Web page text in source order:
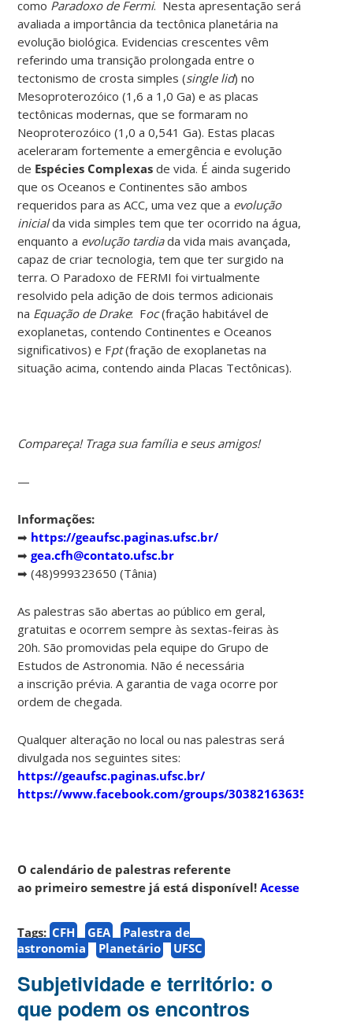
como Paradoxo de Fermi. Nesta apresentação será
avaliada a importância da tectônica planetária na
evolução biológica. Evidencias crescentes vêm
referindo uma transição prolongada entre o
tectonismo de crosta simples (single lid) no
Mesoproterozóico (1,6 a 1,0 Ga) e as placas
tectônicas modernas, que se formaram no
Neoproterozóico (1,0 a 0,541 Ga). Estas placas
aceleraram fortemente a emergência e evolução
de Espécies Complexasde vida. É ainda sugerido
que os Oceanos e Continentes são ambos
requeridos para as ACC, uma vez que a evolução
inicialda vida simples tem que ter ocorrido na água,
enquanto a evolução tardiada vida mais avançada,
capaz de criar tecnologia, tem que ter surgido na
terra. O Paradoxo de FERMI foi virtualmente
resolvido pela adição de dois termos adicionais
na Equação de Drake: Foc(fração habitável de
exoplanetas, contendo Continentes e Oceanos
significativos) e Fpt(fração de exoplanetas na
situação acima, contendo ainda Placas Tectônicas).
Compareça! Traga sua família e seus amigos!
—
Informações:
➡ https://geaufsc.paginas.ufsc.br/
➡gea.cfh@contato.ufsc.br
➡ (48)999323650 (Tânia)
As palestras são abertas ao público em geral,
gratuitas e ocorrem sempre às sextas-feiras às
20h. São promovidas pela equipe do Grupo de
Estudos de Astronomia. Não é necessária
a inscrição prévia. A garantia de vaga ocorre por
ordem de chegada.
Qualquer alteração no local ou nas palestras será
divulgada nos seguintes sites:
https://geaufsc.paginas.ufsc.br/
https://www.facebook.com/groups/303821636357910
O calendário de palestras referente
ao primeiro semestre já está disponível!Acesse
Tags: CFH GEA
Palestra de
astronomia
Planetário UFSC
Subjetividade e território: o
que podem os encontros